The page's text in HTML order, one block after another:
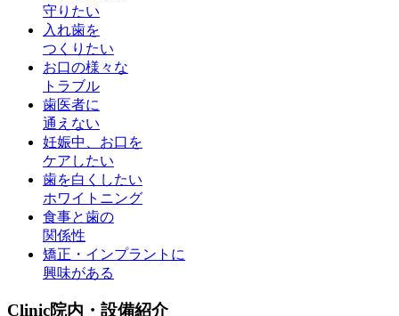
守りたい
入れ歯を
つくりたい
お口の様々な
トラブル
歯医者に
通えない
妊娠中、お口を
ケアしたい
歯を白くしたい
ホワイトニング
食事と歯の
関係性
矯正・インプラントに
興味がある
Clinic院内・設備紹介